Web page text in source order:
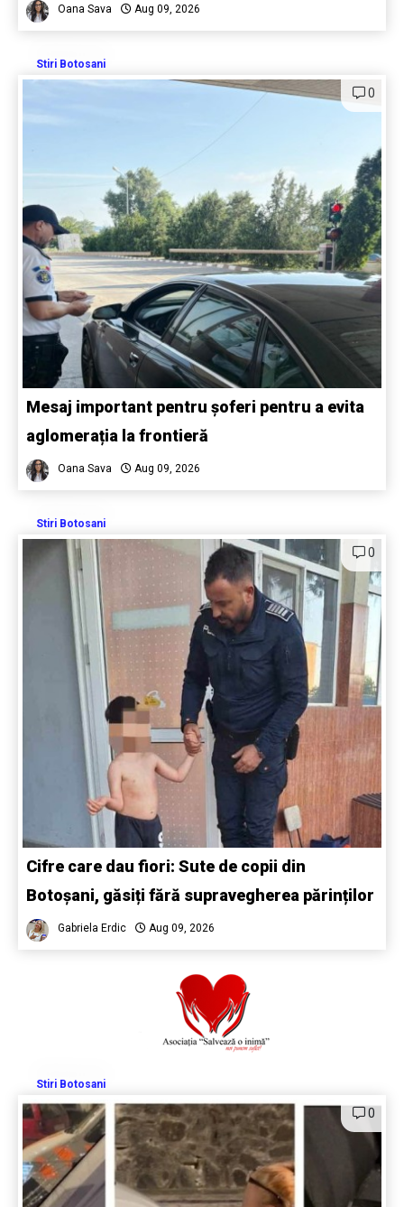
Oana Sava Aug 09, 2026
Stiri Botosani
0
Mesaj important pentru șoferi pentru a evita
aglomerația la frontieră
Oana Sava Aug 09, 2026
Stiri Botosani
0
Cifre care dau fiori: Sute de copii din
Botoșani, găsiți fără supravegherea părinților
Gabriela Erdic Aug 09, 2026
Stiri Botosani
0